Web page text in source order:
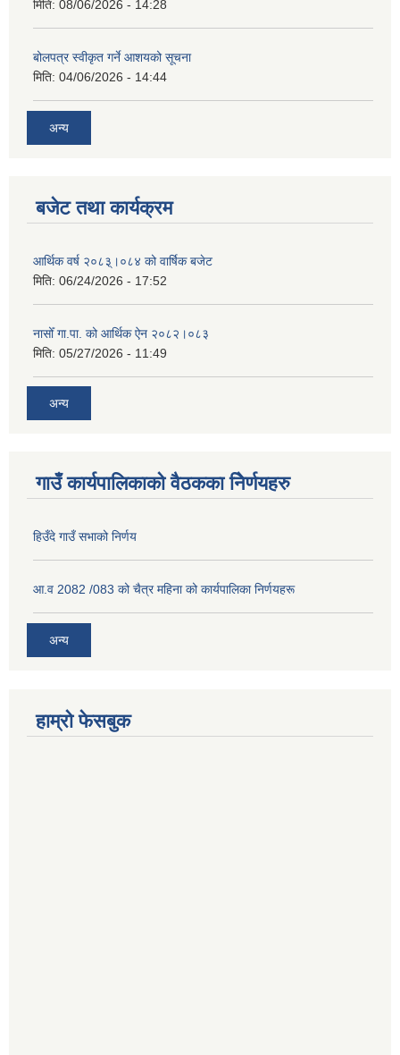
मिति: 08/06/2026 - 14:28
बोलपत्र स्वीकृत गर्ने आशयको सूचना
मिति: 04/06/2026 - 14:44
अन्य
बजेट तथा कार्यक्रम
आर्थिक वर्ष २०८३्।०८४ को वार्षिक बजेट
मिति: 06/24/2026 - 17:52
नासोँ गा.पा. को आर्थिक ऐन २०८२।०८३
मिति: 05/27/2026 - 11:49
अन्य
गाउँ कार्यपालिकाको वैठकका निेर्णयहरु
हिउँदे गाउँ सभाको निर्णय
आ.व 2082 /083 को चैत्र महिना को कार्यपालिका निर्णयहरू
अन्य
हाम्रो फेसबुक